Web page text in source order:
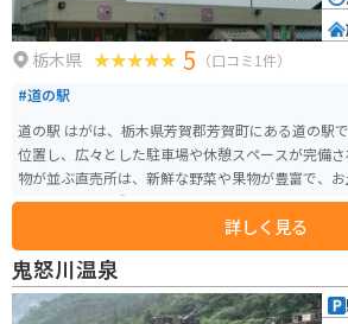
栃木県 5 （口コミ1件）
#道の駅
道の駅 はがは、栃木県芳賀郡芳賀町にある道の駅
位置し、広々とした駐車場や休憩スペースが完備されていま
物が並ぶ直売所は、新鮮な野菜や果物が豊富で、
特に、芳賀町は梨の産地として知られており、旬
使った料理が楽しめます。 バイクでのツーリングにも最適な場所で、周辺に
は緑豊かな田園風景が広がっています。 道の駅 はがを拠点に、芳賀町の自然
や食を満喫してみてはいかがでしょうか。
詳しく見る
鬼怒川温泉